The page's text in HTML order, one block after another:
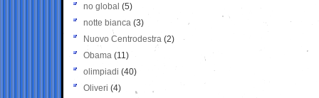
no global (5)
notte bianca (3)
Nuovo Centrodestra (2)
Obama (11)
olimpiadi (40)
Oliveri (4)